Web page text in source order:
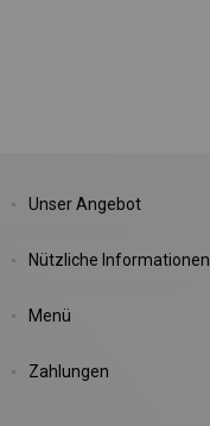
Unser Angebot
Nützliche Informationen
Menü
Zahlungen